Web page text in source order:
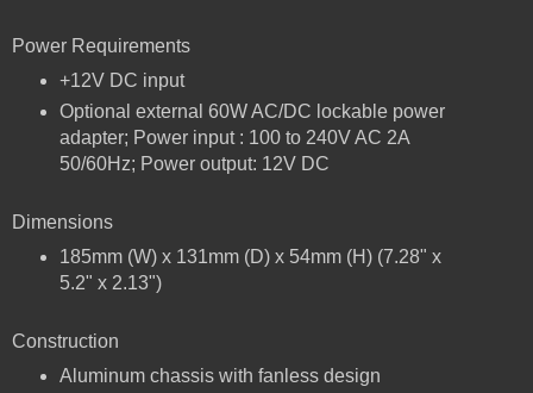
Power Requirements
+12V DC input
Optional external 60W AC/DC lockable power
adapter; Power input : 100 to 240V AC 2A
50/60Hz; Power output: 12V DC
Dimensions
185mm (W) x 131mm (D) x 54mm (H) (7.28" x
5.2" x 2.13")
Construction
Aluminum chassis with fanless design